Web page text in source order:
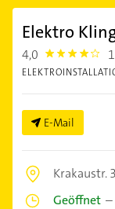
Elektro
4,0 4.0
E-Mail
Krakaustr.
Geöffnet –